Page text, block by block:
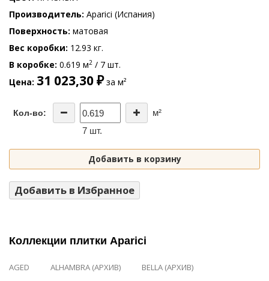
Производитель Aparici (Испания)
Поверхность матовая
Вес коробки 12.93 кг.
В коробке 0.619 м2 / 7 шт.
Цена 31 023,30 ₽за м²
Кол-во:
м²
7 шт.
Добавить в корзину
Добавить в Избранное
Коллекции плитки Aparici
AGED ALHAMBRA (АРХИВ)
BELLA (АРХИВ)